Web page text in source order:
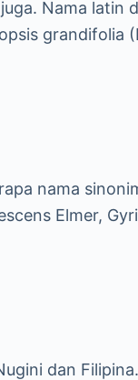
Nama latin
grandifolia
nama
Elmer,
dan